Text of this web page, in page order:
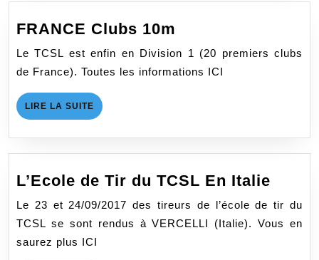
FRANCE Clubs 10m
Clubs
10m
Le TCSL est enfin en Division 1 (20 premiers clubs
de France). Toutes les informations ICI
LIRE LA SUITE LIRE
LA
L’Ecole de Tir du TCSL En Italie
de
Le 23 et 24/09/2017 des tireurs de l’école de tir du
TCSL se sont rendus à VERCELLI (Italie). Vous en
saurez plus ICI